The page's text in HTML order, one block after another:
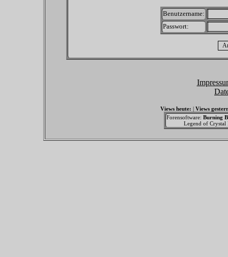
Benutzername:
Passwort:
Views heute: | Views
Forensoftware: Burning
Legend of